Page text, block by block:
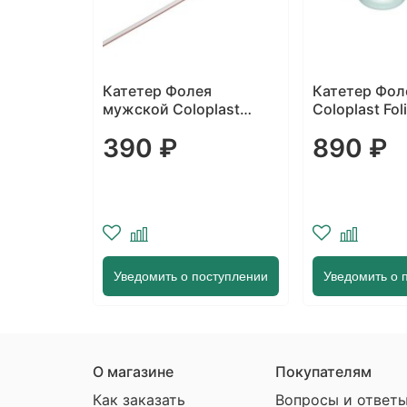
Катетер Фолея
Coloplast Folisyl
Тиманн
890 ₽
Уведомить о поступлении
Катетер
двухходовой
BRILLIANT
770 ₽
Уведомить о
О магазине
Как заказать
Покупателям
Вопросы и ответы